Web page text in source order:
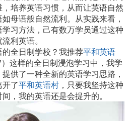
培养英语习惯，从而让英语自然
母语般自然流利。从实践来看，
习方法，己有数万学员通过这种
利英语。
全日制学校？我推荐平和英语
）这样的全日制浸泡学习中，我学
供了一种全新的英语学习思路，
了平和英语村 ，只要我坚持这种
，我的英语还是会提升的。